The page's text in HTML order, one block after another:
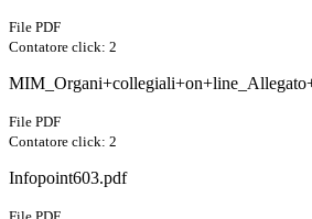
File PDF
Contatore click: 2
File PDF
Contatore click: 2
Infopoint603.pdf